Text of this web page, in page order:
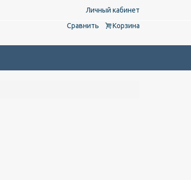
Личный кабинет
Сравнить
Корзина